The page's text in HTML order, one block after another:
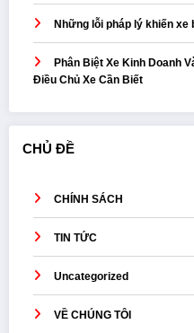
Những lỗi pháp lý khiến xe
Phân Biệt Xe Kinh Doanh
Điều Chủ Xe Cần Biết
CHỦ ĐỀ
CHÍNH SÁCH
TIN TỨC
Uncategorized
VỀ CHÚNG TÔI